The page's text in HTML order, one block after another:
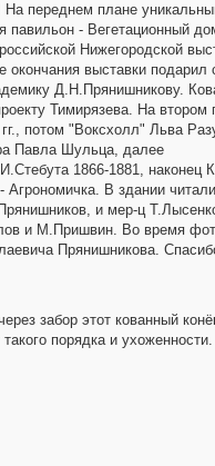
переднем плане
павильон - Вегетационный
Нижегородской
окончания выставки подарил
Д.Н.Прянишникову.
Тимирязева. На втором
потом "Воксхолл" Льва
Павла Шульца, далее
1866-1881, наконец
Агрономичка. В здании
и мер-ц
и М.Пришвин. Во время
Прянишникова.
забор этот кованный
порядка и ухоженности.